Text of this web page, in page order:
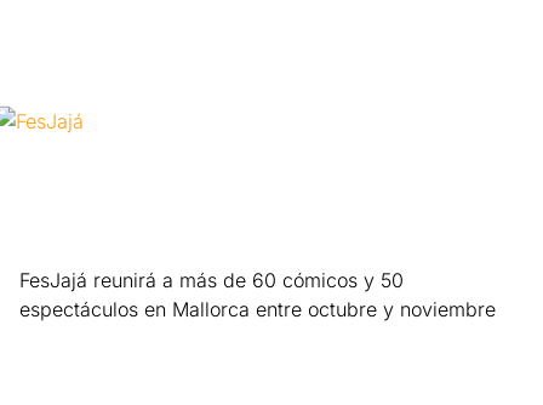
FesJajá reunirá a más de 60 cómicos y 50
espectáculos en Mallorca entre octubre y noviembre